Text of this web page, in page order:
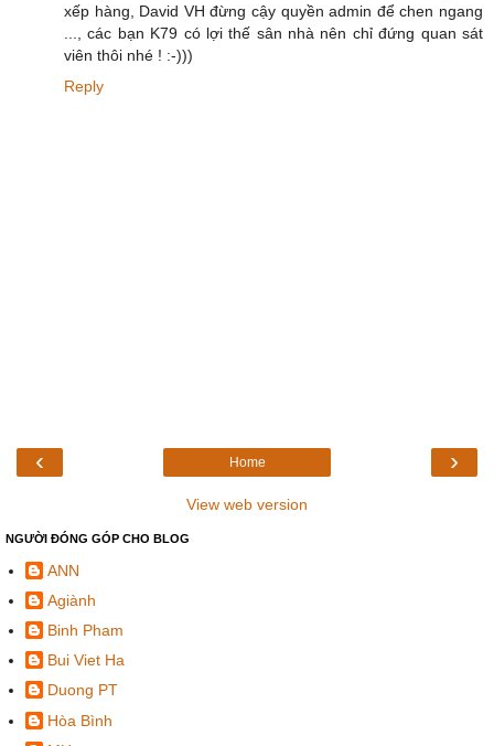
xếp hàng, David VH đừng cậy quyền admin để chen ngang
..., các bạn K79 có lợi thế sân nhà nên chỉ đứng quan sát
viên thôi nhé ! :-)))
Reply
‹ ›
Home
View web version
NGƯỜI ĐÓNG GÓP CHO BLOG
ANN
Agiành
Binh Pham
Bui Viet Ha
Duong PT
Hòa Bình